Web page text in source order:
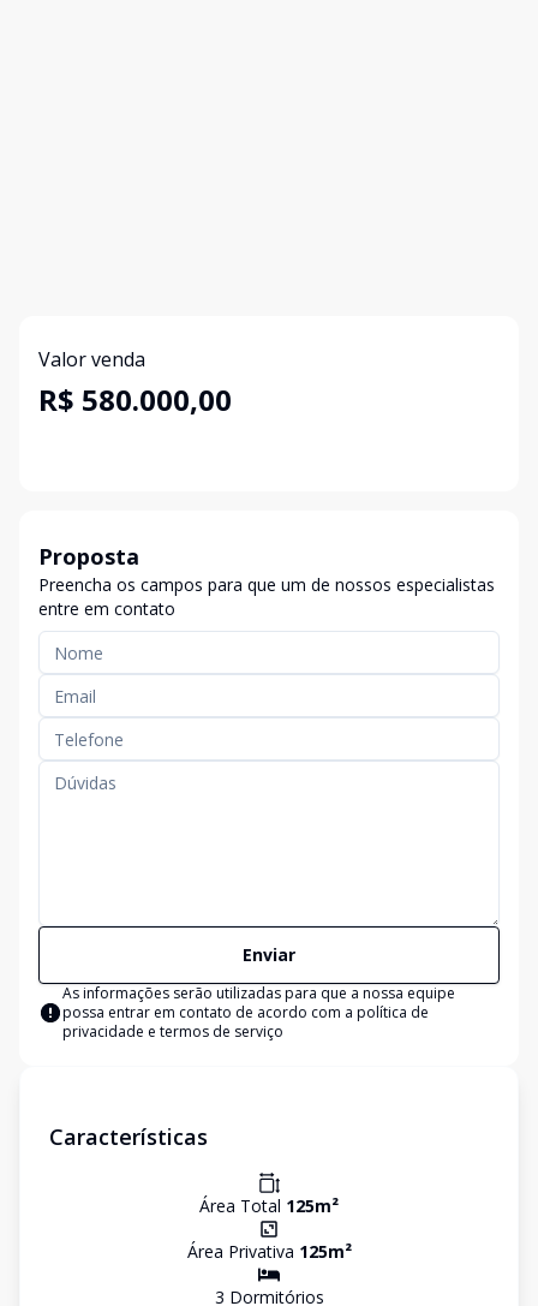
Valor venda
R$ 580.000,00
Proposta
Preencha os campos para que um de nossos especialistas
entre em contato
Enviar
As informações serão utilizadas para que a nossa equipe
possa entrar em contato de acordo com a política de
privacidade e termos de serviço
Características
Área Total 125m²
Área Privativa 125m²
3 Dormitórios